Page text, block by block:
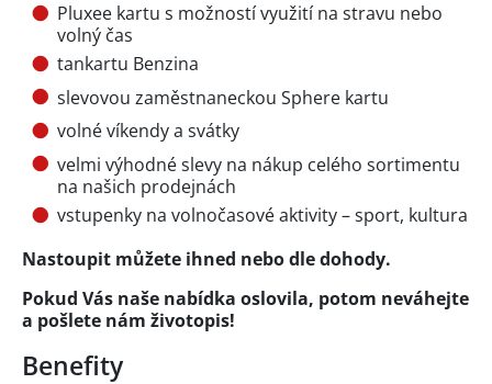
Pluxee kartu s možností využití na stravu nebo
volný čas
tankartu Benzina
slevovou zaměstnaneckou Sphere kartu
volné víkendy a svátky
velmi výhodné slevy na nákup celého sortimentu
na našich prodejnách
vstupenky na volnočasové aktivity – sport, kultura
Nastoupit můžete ihned nebo dle dohody.
Pokud Vás naše nabídka oslovila, potom neváhejte
a pošlete nám životopis!
Benefity